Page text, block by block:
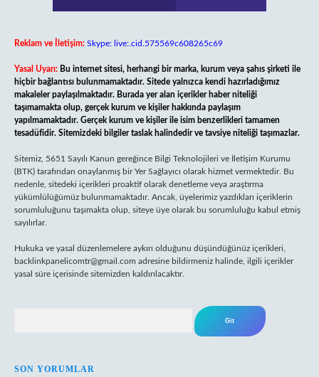
Reklam ve İletişim: Skype: live:.cid.575569c608265c69
Yasal Uyarı: Bu internet sitesi, herhangi bir marka, kurum veya şahıs şirketi ile
hiçbir bağlantısı bulunmamaktadır. Sitede yalnızca kendi hazırladığımız
makaleler paylaşılmaktadır. Burada yer alan içerikler haber niteliği
taşımamakta olup, gerçek kurum ve kişiler hakkında paylaşım
yapılmamaktadır. Gerçek kurum ve kişiler ile isim benzerlikleri tamamen
tesadüfidir. Sitemizdeki bilgiler taslak halindedir ve tavsiye niteliği taşımazlar.
Sitemiz, 5651 Sayılı Kanun gereğince Bilgi Teknolojileri ve İletişim Kurumu
(BTK) tarafından onaylanmış bir Yer Sağlayıcı olarak hizmet vermektedir. Bu
nedenle, sitedeki içerikleri proaktif olarak denetleme veya araştırma
yükümlülüğümüz bulunmamaktadır. Ancak, üyelerimiz yazdıkları içeriklerin
sorumluluğunu taşımakta olup, siteye üye olarak bu sorumluluğu kabul etmiş
sayılırlar.
Hukuka ve yasal düzenlemelere aykırı olduğunu düşündüğünüz içerikleri,
backlinkpanelicomtr@gmail.com adresine bildirmeniz halinde, ilgili içerikler
yasal süre içerisinde sitemizden kaldırılacaktır.
SON YORUMLAR